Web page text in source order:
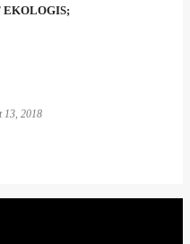
EKOLOGIS;
13, 2018